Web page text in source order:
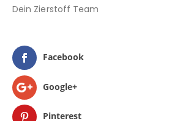
Dein Zierstoff Team
Facebook
Google+
Pinterest